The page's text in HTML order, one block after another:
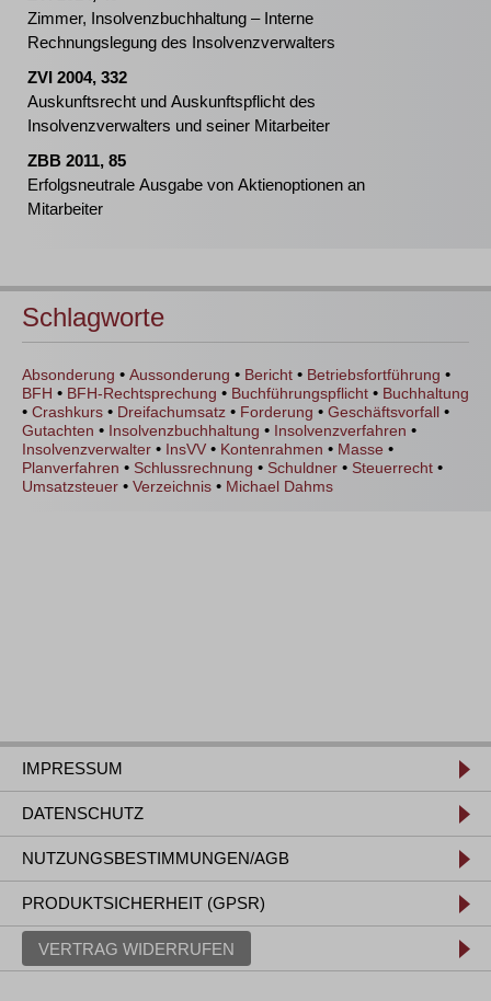
Zimmer, Insolvenzbuchhaltung – Interne
Rechnungslegung des Insolvenzverwalters
ZVI 2004, 332
Auskunftsrecht und Auskunftspflicht des
Insolvenzverwalters und seiner Mitarbeiter
ZBB 2011, 85
Erfolgsneutrale Ausgabe von Aktienoptionen an
Mitarbeiter
Schlagworte
Absonderung • Aussonderung • Bericht • Betriebsfortführung •
BFH • BFH-Rechtsprechung • Buchführungspflicht • Buchhaltung
• Crashkurs • Dreifachumsatz • Forderung • Geschäftsvorfall •
Gutachten • Insolvenzbuchhaltung • Insolvenzverfahren •
Insolvenzverwalter • InsVV • Kontenrahmen • Masse •
Planverfahren • Schlussrechnung • Schuldner • Steuerrecht •
Umsatzsteuer • Verzeichnis • Michael Dahms
IMPRESSUM
DATENSCHUTZ
NUTZUNGSBESTIMMUNGEN/AGB
PRODUKTSICHERHEIT (GPSR)
VERTRAG WIDERRUFEN